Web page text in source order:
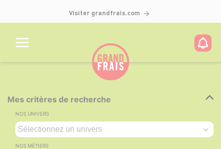
Visiter grandfrais.com
Mes critères de recherche
NOS UNIVERS
NOS MÉTIERS